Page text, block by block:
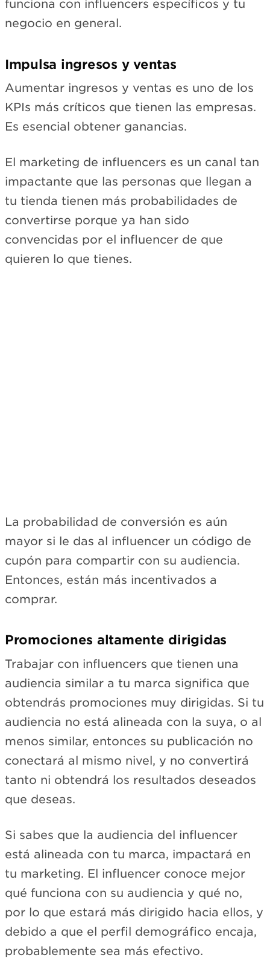
funciona con influencers específicos y tu
negocio en general.
Impulsa ingresos y ventas
Aumentar ingresos y ventas es uno de los
KPIs más críticos que tienen las empresas.
Es esencial obtener ganancias.
El marketing de influencers es un canal tan
impactante que las personas que llegan a
tu tienda tienen más probabilidades de
convertirse porque ya han sido
convencidas por el influencer de que
quieren lo que tienes.
La probabilidad de conversión es aún
mayor si le das al influencer un código de
cupón para compartir con su audiencia.
Entonces, están más incentivados a
comprar.
Promociones altamente dirigidas
Trabajar con influencers que tienen una
audiencia similar a tu marca significa que
obtendrás promociones muy dirigidas. Si tu
audiencia no está alineada con la suya, o al
menos similar, entonces su publicación no
conectará al mismo nivel, y no convertirá
tanto ni obtendrá los resultados deseados
que deseas.
Si sabes que la audiencia del influencer
está alineada con tu marca, impactará en
tu marketing. El influencer conoce mejor
qué funciona con su audiencia y qué no,
por lo que estará más dirigido hacia ellos, y
debido a que el perfil demográfico encaja,
probablemente sea más efectivo.